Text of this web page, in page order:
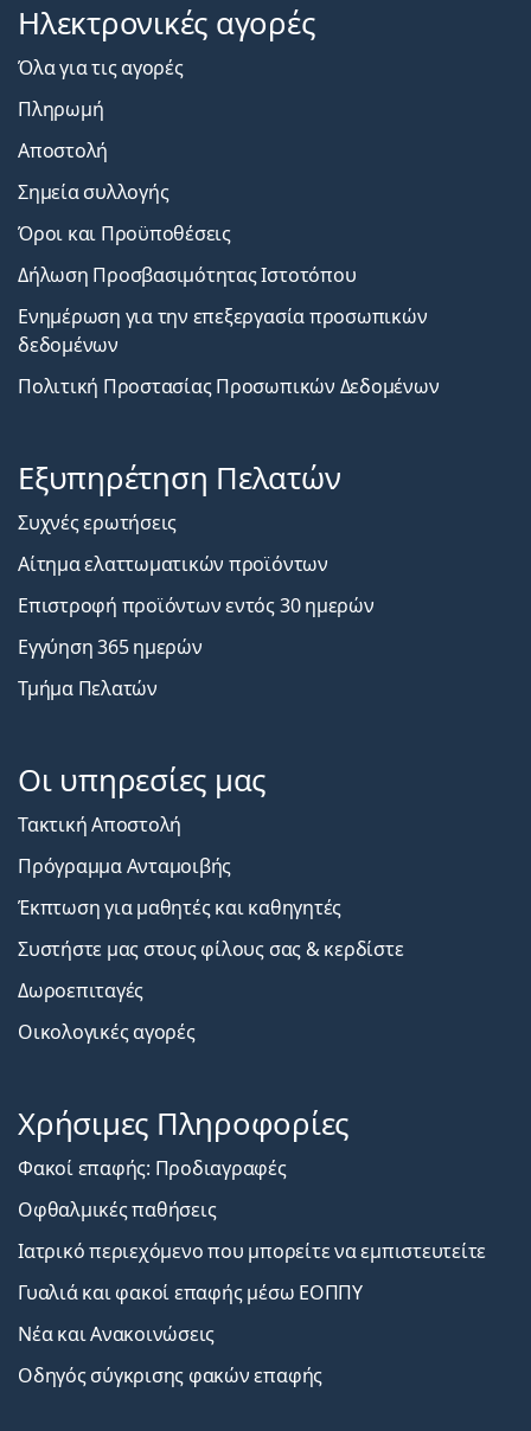
Ηλεκτρονικές αγορές
Όλα για τις αγορές
Πληρωμή
Αποστολή
Σημεία συλλογής
Όροι και Προϋποθέσεις
Δήλωση Προσβασιμότητας Ιστοτόπου
Ενημέρωση για την επεξεργασία προσωπικών
δεδομένων
Πολιτική Προστασίας Προσωπικών Δεδομένων
Εξυπηρέτηση Πελατών
Συχνές ερωτήσεις
Αίτημα ελαττωματικών προϊόντων
Επιστροφή προϊόντων εντός 30 ημερών
Εγγύηση 365 ημερών
Τμήμα Πελατών
Οι υπηρεσίες μας
Τακτική Αποστολή
Πρόγραμμα Ανταμοιβής
Έκπτωση για μαθητές και καθηγητές
Συστήστε μας στους φίλους σας & κερδίστε
Δωροεπιταγές
Οικολογικές αγορές
Χρήσιμες Πληροφορίες
Φακοί επαφής: Προδιαγραφές
Οφθαλμικές παθήσεις
Ιατρικό περιεχόμενο που μπορείτε να εμπιστευτείτε
Γυαλιά και φακοί επαφής μέσω ΕΟΠΠΥ
Νέα και Ανακοινώσεις
Οδηγός σύγκρισης φακών επαφής